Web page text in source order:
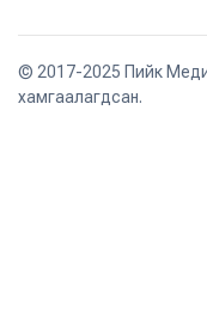
© 2017-2025 Пийк
хамгаалагдсан.